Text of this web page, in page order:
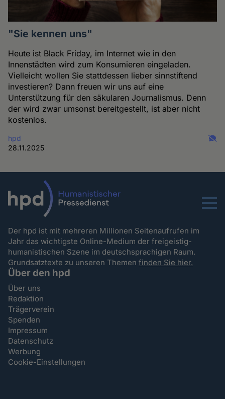
"Sie kennen uns"
Heute ist Black Friday, im Internet wie in den
Innenstädten wird zum Konsumieren eingeladen.
Vielleicht wollen Sie stattdessen lieber sinnstiftend
investieren? Dann freuen wir uns auf eine
Unterstützung für den säkularen Journalismus. Denn
der wird zwar umsonst bereitgestellt, ist aber nicht
kostenlos.
hpd
28.11.2025
Menu
Der hpd ist mit mehreren Millionen Seitenaufrufen im
Jahr das wichtigste Online-Medium der freigeistig-
humanistischen Szene im deutschsprachigen Raum.
Grundsatztexte zu unseren Themenfinden Sie hier.
Über den hpd
Über uns
Redaktion
Trägerverein
Spenden
Impressum
Datenschutz
Werbung
Cookie-Einstellungen